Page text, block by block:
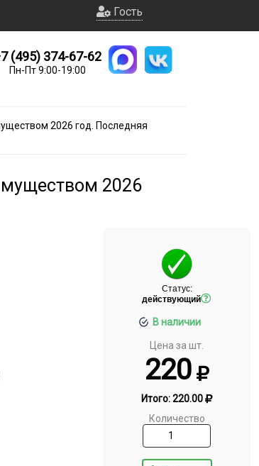
Гость
(495) 374-67-62
Пн-Пт 9:00-19:00
2026 год. Последняя
2026
Статус:
действующий
В наличии
Цена за шт.
220
Итого:220.00
Количество